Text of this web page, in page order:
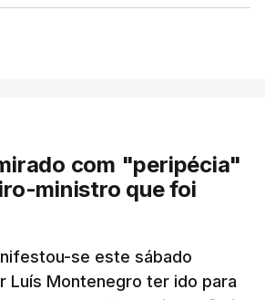
com "peripécia"
ministro que foi
se este sábado
Luís Montenegro ter ido para